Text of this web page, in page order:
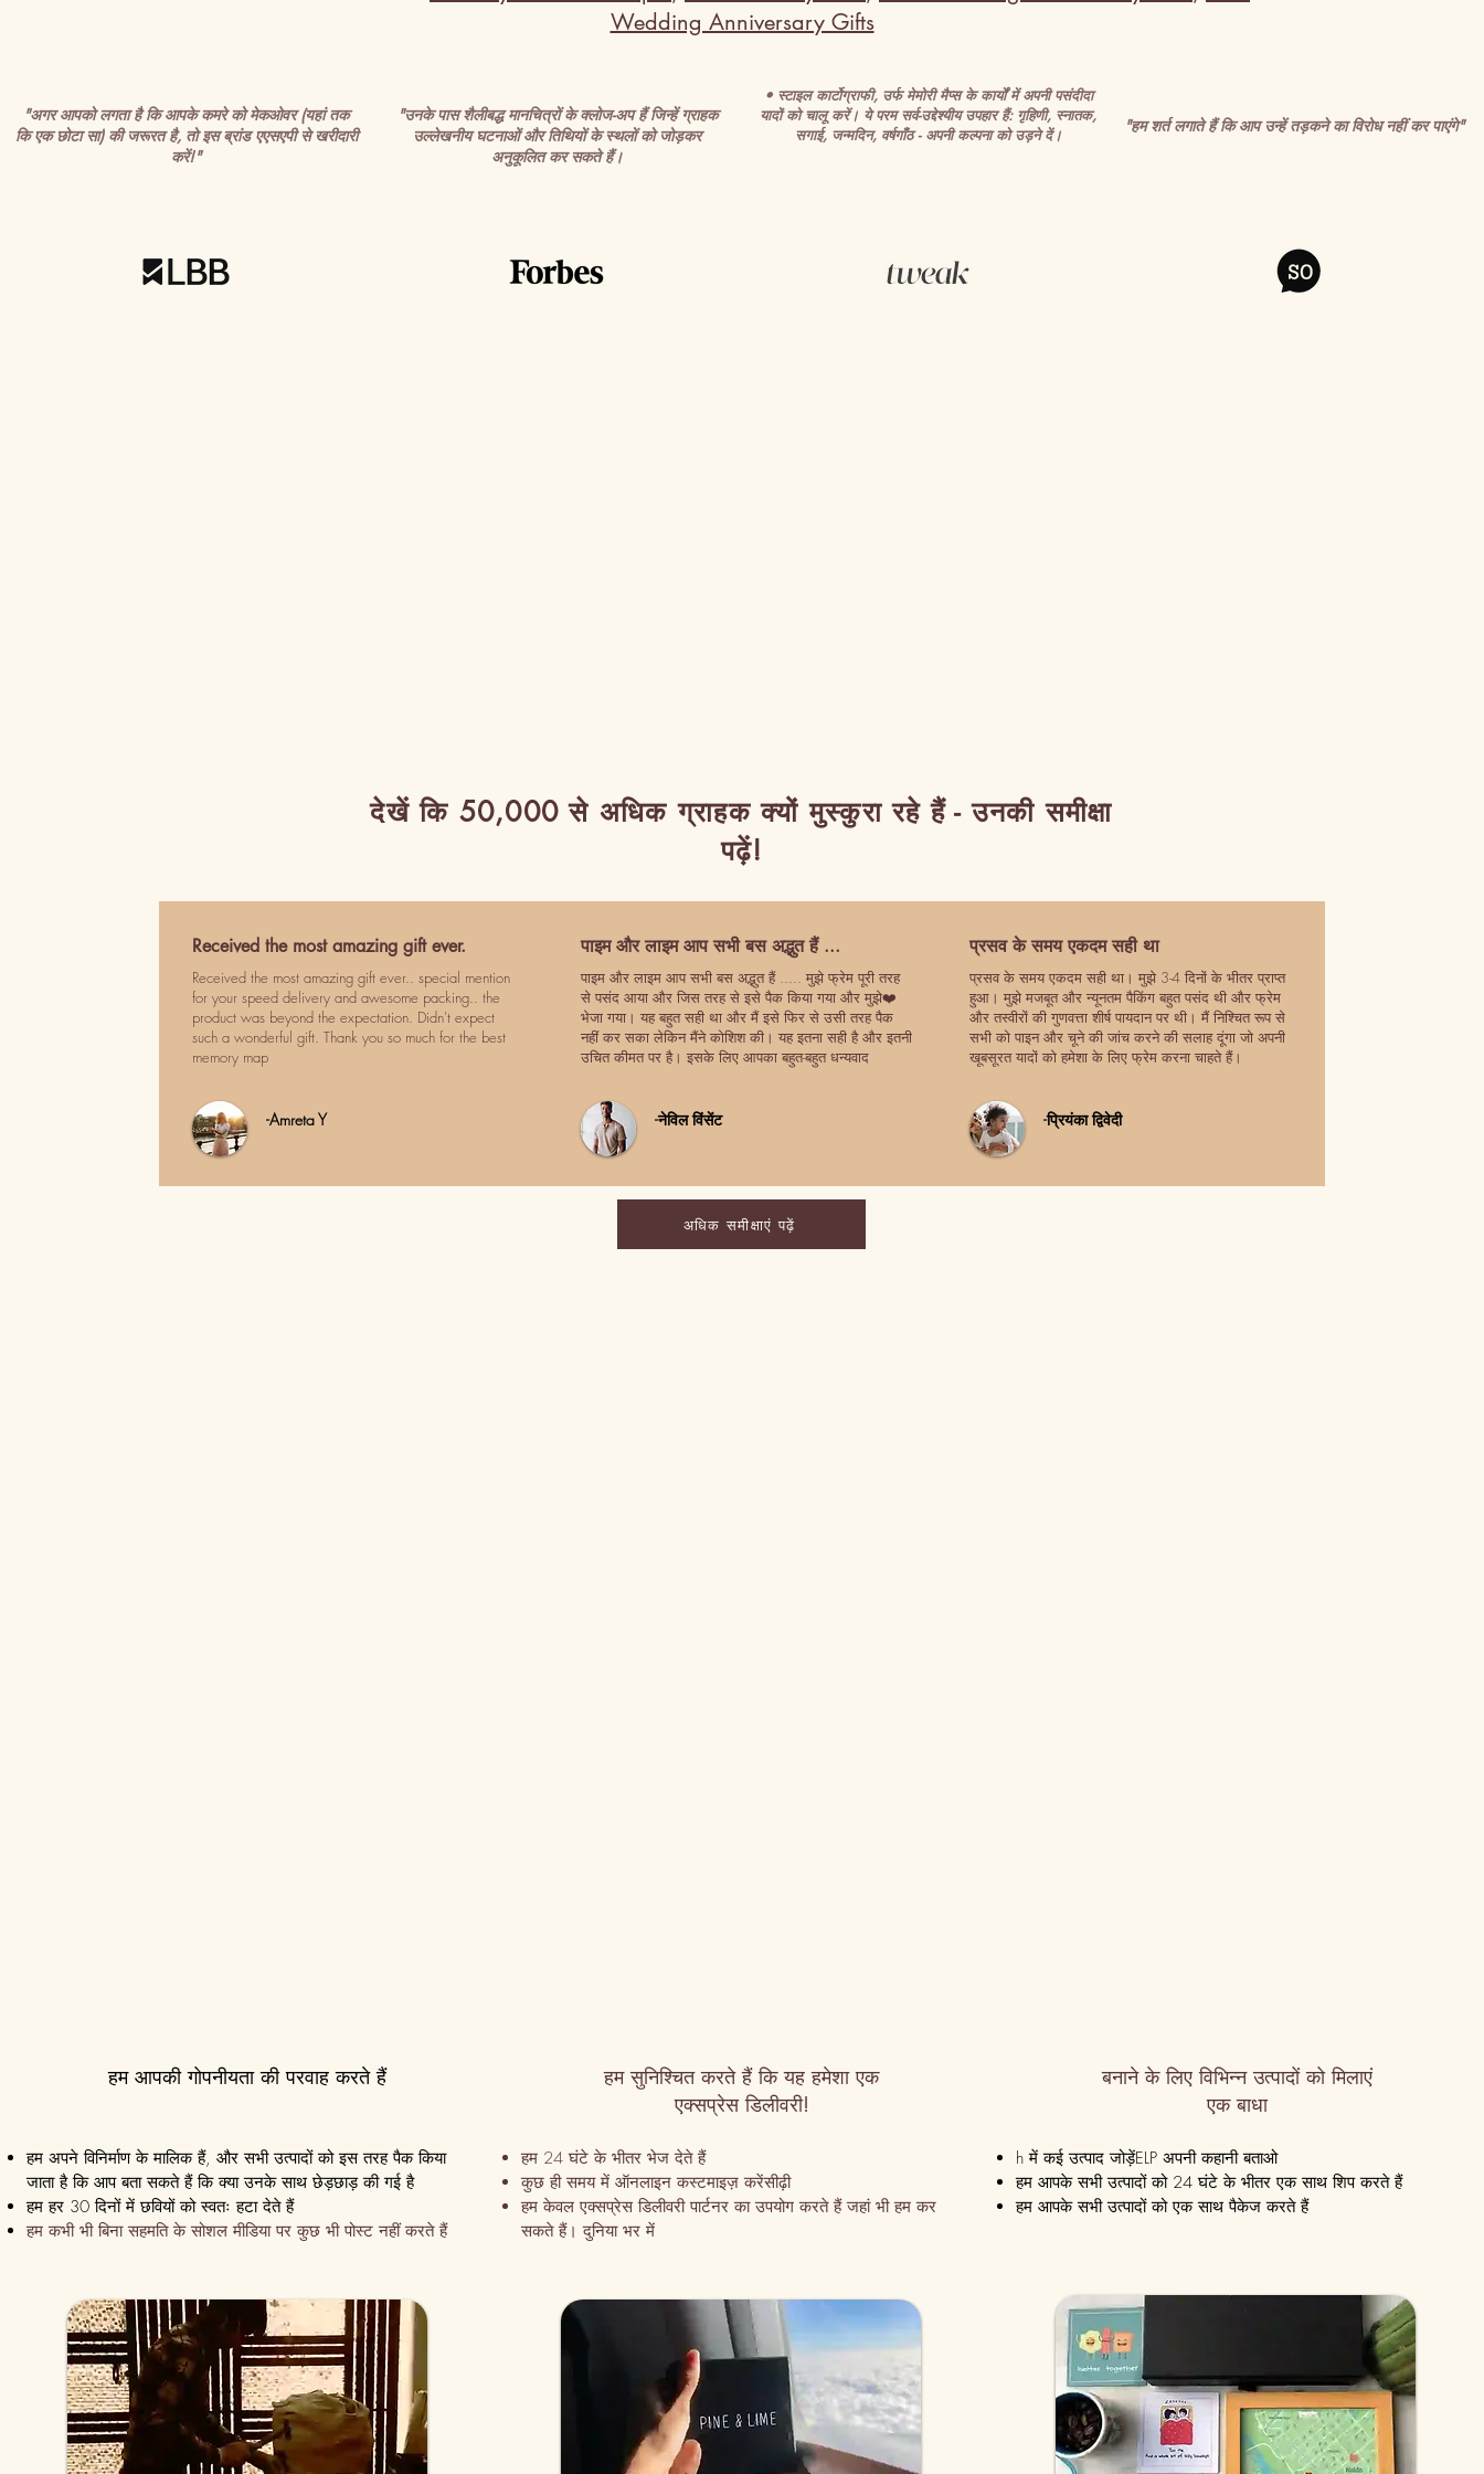
Wedding Anniversary Gifts
"अगर आपको लगता है कि आपके कमरे को मेकओवर (यहां तक
कि एक छोटा सा) की जरूरत है, तो इस ब्रांड एएसएपी से खरीदारी
करें!"
"उनके पास शैलीबद्ध मानचित्रों के क्लोज-अप हैं जिन्हें ग्राहक
उल्लेखनीय घटनाओं और तिथियों के स्थलों को जोड़कर
अनुकूलित कर सकते हैं।
• स्टाइल कार्टोग्राफी, उर्फ मेमोरी मैप्स के कार्यों में अपनी पसंदीदा
यादों को चालू करें। ये परम सर्व-उद्देश्यीय उपहार हैं: गृहिणी, स्नातक,
सगाई, जन्मदिन, वर्षगाँठ - अपनी कल्पना को उड़ने दें।
"हम शर्त लगाते हैं कि आप उन्हें तड़कने का विरोध नहीं कर पाएंगे"
देखें कि 50,000 से अधिक ग्राहक क्यों मुस्कुरा रहे हैं - उनकी समीक्षा
पढ़ें!
Received the most amazing gift ever.
Received the most amazing gift ever.. special mention
for your speed delivery and awesome packing.. the
product was beyond the expectation. Didn't expect
such a wonderful gift. Thank you so much for the best
memory map
-Amreta Y
पाइम और लाइम आप सभी बस अद्भुत हैं ...
पाइम और लाइम आप सभी बस अद्भुत हैं ..... मुझे फ्रेम पूरी तरह
से पसंद आया और जिस तरह से इसे पैक किया गया और मुझे❤️
भेजा गया। यह बहुत सही था और मैं इसे फिर से उसी तरह पैक
नहीं कर सका लेकिन मैंने कोशिश की। यह इतना सही है और इतनी
उचित कीमत पर है। इसके लिए आपका बहुत-बहुत धन्यवाद
-नेविल विंसेंट
प्रसव के समय एकदम सही था
प्रसव के समय एकदम सही था। मुझे 3-4 दिनों के भीतर प्राप्त
हुआ। मुझे मजबूत और न्यूनतम पैकिंग बहुत पसंद थी और फ्रेम
और तस्वीरों की गुणवत्ता शीर्ष पायदान पर थी। मैं निश्चित रूप से
सभी को पाइन और चूने की जांच करने की सलाह दूंगा जो अपनी
खूबसूरत यादों को हमेशा के लिए फ्रेम करना चाहते हैं।
-प्रियंका द्विवेदी
अधिक समीक्षाएं पढ़ें
हम आपकी गोपनीयता की परवाह करते हैं
हम अपने विनिर्माण के मालिक हैं, और सभी उत्पादों को इस तरह पैक किया
जाता है कि आप बता सकते हैं कि क्या उनके साथ छेड़छाड़ की गई है
हम हर 30 दिनों में छवियों को स्वतः हटा देते हैं
हम कभी भी बिना सहमति के सोशल मीडिया पर कुछ भी पोस्ट नहीं करते हैं
हम सुनिश्चित करते हैं कि यह हमेशा एक
एक्सप्रेस डिलीवरी!
हम 24 घंटे के भीतर भेज देते हैं
कुछ ही समय में ऑनलाइन कस्टमाइज़ करेंसीढ़ी
हम केवल एक्सप्रेस डिलीवरी पार्टनर का उपयोग करते हैं जहां भी हम कर
सकते हैं। दुनिया भर में
बनाने के लिए विभिन्न उत्पादों को मिलाएं
एक बाधा
h में कई उत्पाद जोड़ेंELP अपनी कहानी बताओ
हम आपके सभी उत्पादों को 24 घंटे के भीतर एक साथ शिप करते हैं
हम आपके सभी उत्पादों को एक साथ पैकेज करते हैं